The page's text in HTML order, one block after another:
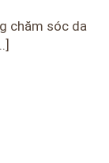
chăm sóc da